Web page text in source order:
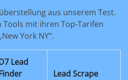
aus unserem Test.
mit ihren Top-Tarifen
York NY“.
Lead
Lead Scrape